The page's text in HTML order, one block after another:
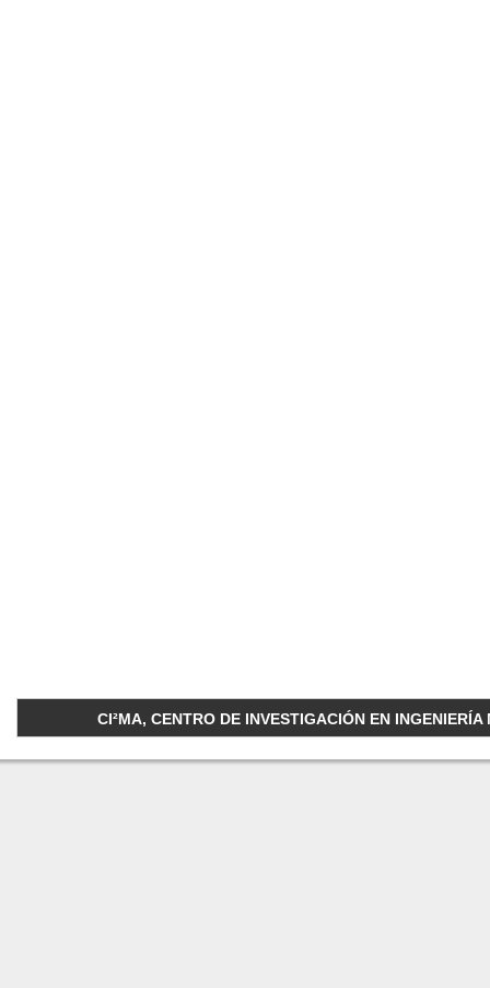
CI²MA, CENTRO DE INVESTIGACIÓN EN